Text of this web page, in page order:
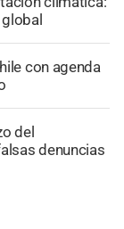
global
con agenda
del
denuncias